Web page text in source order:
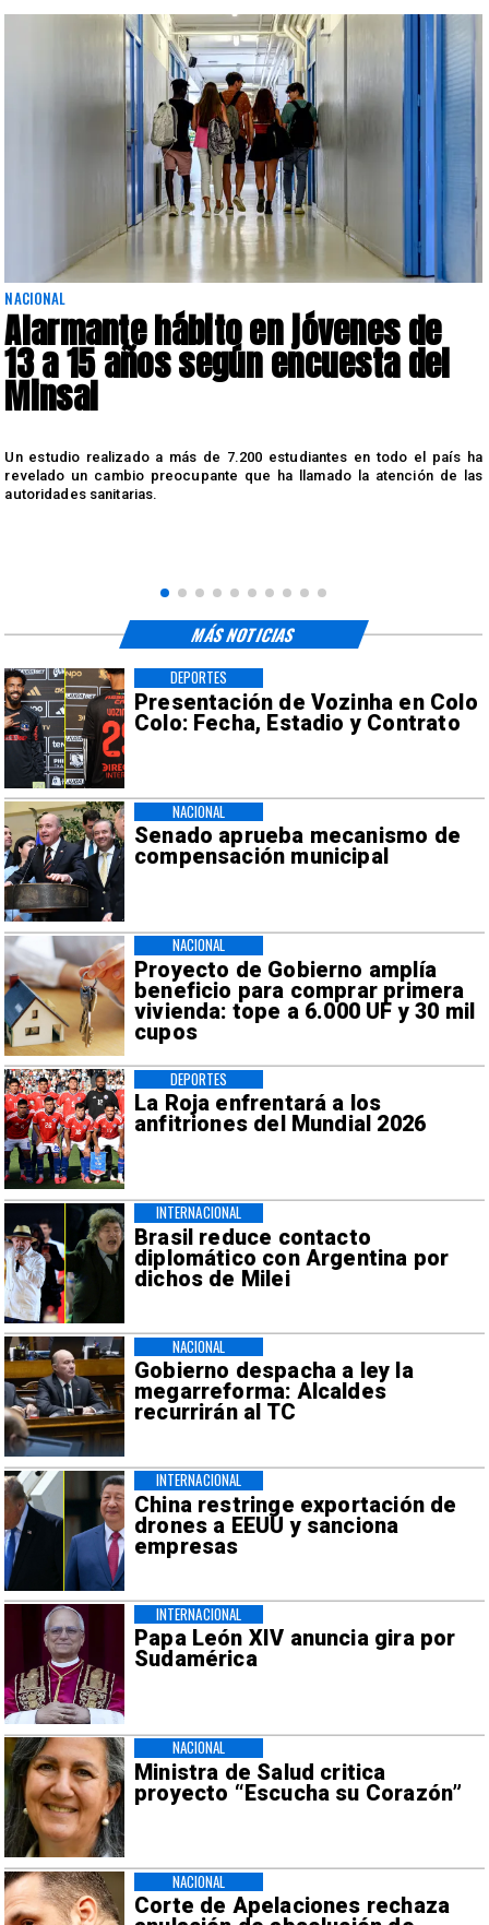
NACIONAL
Alarmante hábito en jóvenes de
13 a 15 años según encuesta del
Minsal
Un estudio realizado a más de 7.200 estudiantes en todo el país ha
revelado un cambio preocupante que ha llamado la atención de las
autoridades sanitarias.
Presentación de Vozinha en Colo
Colo: Fecha, Estadio y Contrato
DEPORTES
Senado aprueba mecanismo de
compensación municipal
NACIONAL
Proyecto de Gobierno amplía
beneficio para comprar primera
vivienda: tope a 6.000 UF y 30 mil
cupos
NACIONAL
La Roja enfrentará a los
anfitriones del Mundial 2026
DEPORTES
Brasil reduce contacto
diplomático con Argentina por
dichos de Milei
INTERNACIONAL
Gobierno despacha a ley la
megarreforma: Alcaldes
recurrirán al TC
NACIONAL
China restringe exportación de
drones a EEUU y sanciona
empresas
INTERNACIONAL
Papa León XIV anuncia gira por
Sudamérica
INTERNACIONAL
Ministra de Salud critica
proyecto “Escucha su Corazón”
NACIONAL
Corte de Apelaciones rechaza
NACIONAL
MÁS NOTICIAS